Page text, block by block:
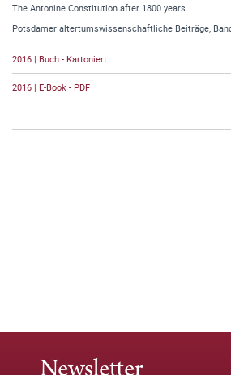
The Antonine Constitution after 1800 years
Potsdamer altertumswissenschaftliche Beiträge,
2016 | Buch - Kartoniert
2016 | E-Book - PDF